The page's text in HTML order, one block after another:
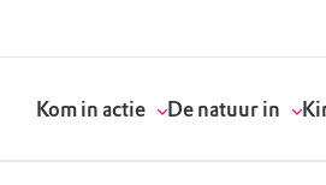
Kom in actie De natuur in